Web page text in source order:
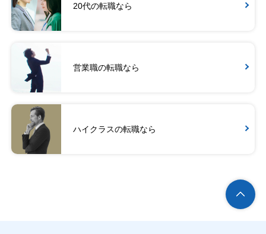
20代の転職なら
営業職の転職なら
ハイクラスの転職なら